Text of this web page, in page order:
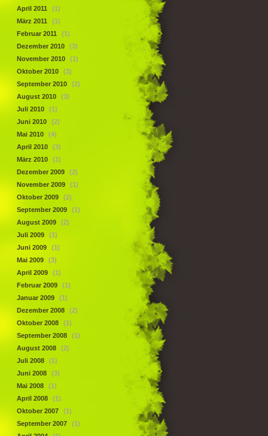
April 2011
(1)
März 2011
(1)
Februar 2011
(1)
Dezember 2010
(3)
November 2010
(1)
Oktober 2010
(3)
September 2010
(2)
August 2010
(3)
Juli 2010
(1)
Juni 2010
(2)
Mai 2010
(4)
April 2010
(3)
März 2010
(1)
Dezember 2009
(2)
November 2009
(1)
Oktober 2009
(2)
September 2009
(1)
August 2009
(2)
Juli 2009
(1)
Juni 2009
(1)
Mai 2009
(3)
April 2009
(1)
Februar 2009
(1)
Januar 2009
(1)
Dezember 2008
(2)
Oktober 2008
(1)
September 2008
(1)
August 2008
(2)
Juli 2008
(1)
Juni 2008
(3)
Mai 2008
(1)
April 2008
(1)
Oktober 2007
(1)
September 2007
(1)